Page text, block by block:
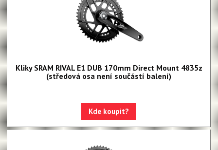
Kliky SRAM RIVAL E1 DUB 170mm Direct Mount 4835z
(středová osa není součástí balení)
Kde koupit?